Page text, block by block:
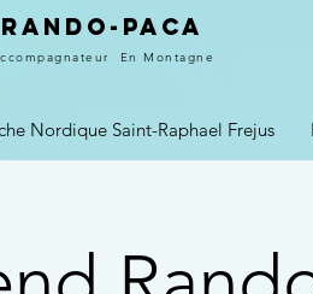
Rando-PACA
En Montagne
Nordique Saint-Raphael Frejus